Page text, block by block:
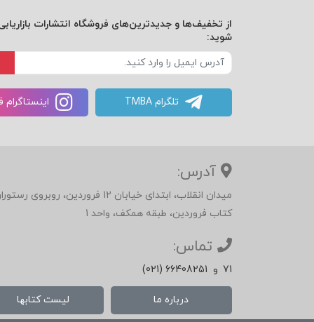
از تخفیف‌ها و جدیدترین‌های فروشگاه انتشارات
شوید:
تلگرام TMBA
آدرس:
میدان انقلاب، ابتدای خیابان 12
کتاب فروردین، طبقه همکف، واحد 1
تماس:
(021) 66408251 و 71
درباره ما لیست کتابها